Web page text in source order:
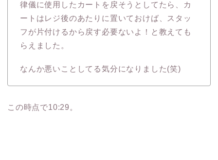
律儀に使用したカートを戻そうとしてたら、カ
ートはレジ後のあたりに置いておけば、スタッ
フが片付けるから戻す必要ないよ！と教えても
らえました。
なんか悪いことしてる気分になりました(笑)
この時点で10:29。